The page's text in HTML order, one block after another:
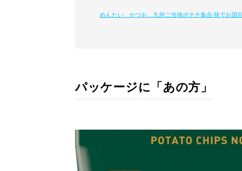
めんたい、かつお…九州ご当地ポテチ集合 味でお国
パッケージに「あの方」